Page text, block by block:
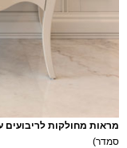
מראות מחולקות לריבועים
סמדר)